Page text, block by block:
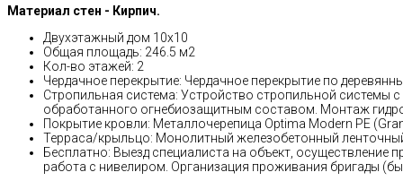
Материал стен - Кирпич.
Двухэтажный дом 10х10
Общая площадь: 246.5 м2
Кол-во этажей: 2
Чердачное перекрытие: Чердачное перекрытие по
Стропильная система: Устройство стропильной системы
обработанного огнебиозащитным составом. Монтаж
Покрытие кровли: Металлочерепица Optima Modern PE
Терраса/крыльцо: Монолитный железобетонный
Бесплатно: Выезд специалиста на объект, осуществление
работа с нивелиром. Организация проживания бригады